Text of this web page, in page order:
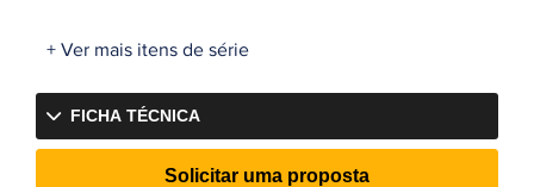
+ Ver mais itens de série
FICHA TÉCNICA
Solicitar uma proposta